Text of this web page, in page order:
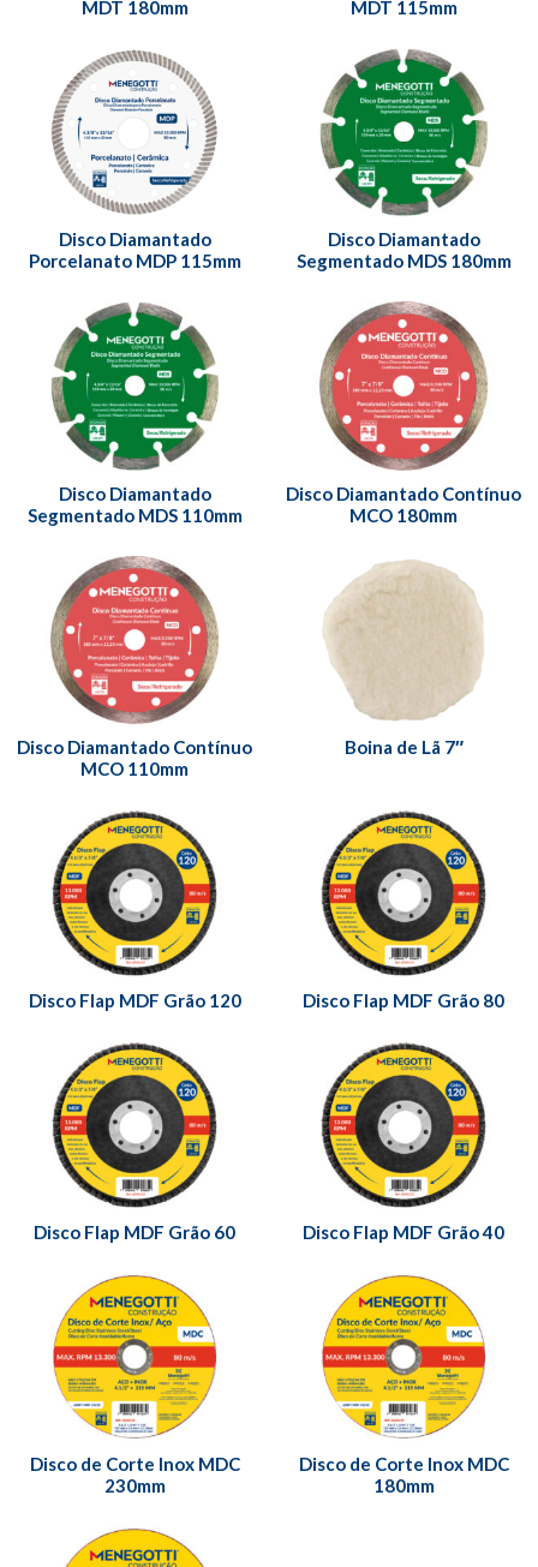
MDT 180mm
MDT 115mm
Disco Diamantado
Porcelanato MDP 115mm
Disco Diamantado
Segmentado MDS 180mm
Disco Diamantado
Segmentado MDS 110mm
Disco Diamantado Contínuo
MCO 180mm
Disco Diamantado Contínuo
MCO 110mm
Boina de Lã 7″
Disco Flap MDF Grão 120 Disco Flap MDF Grão 80
Disco Flap MDF Grão 60 Disco Flap MDF Grão 40
Disco de Corte Inox MDC
230mm
Disco de Corte Inox MDC
180mm